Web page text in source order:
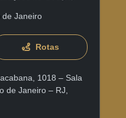
de Janeiro
Rotas
1018 – Sala
de Janeiro – RJ,